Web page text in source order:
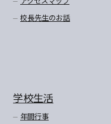
校長先生のお話
学校生活
年間行事